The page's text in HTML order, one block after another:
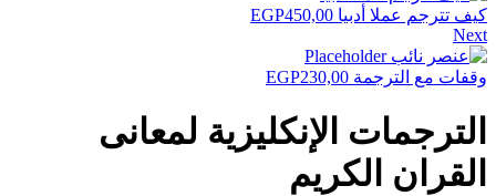
كيف تترجم عملا أدبيا EGP450,00
Next
وقفات مع الترجمة EGP230,00
الترجمات الإنكليزية لمعانى
القران الكريم